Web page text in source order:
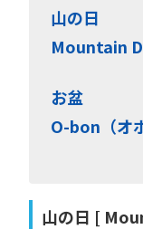
山の日
Mountain
お盆
O-bon（オ
山の日 [